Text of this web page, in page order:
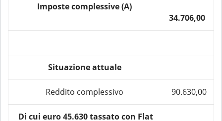
Imposte complessive (A)
34.706,00
Situazione attuale
Reddito complessivo 90.630,00
Di cui euro 45.630 tassato con Flat